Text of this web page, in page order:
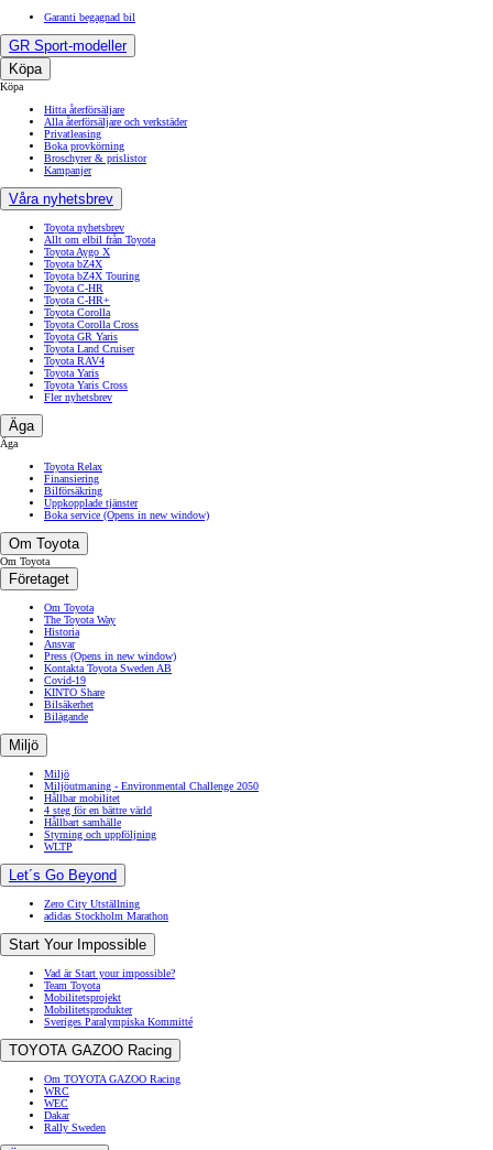
Garanti begagnad bil
GR Sport-modeller
Köpa
Köpa
Hitta återförsäljare
Alla återförsäljare och verkstäder
Privatleasing
Boka provkörning
Broschyrer & prislistor
Kampanjer
Våra nyhetsbrev
Toyota nyhetsbrev
Allt om elbil från Toyota
Toyota Aygo X
Toyota bZ4X
Toyota bZ4X Touring
Toyota C-HR
Toyota C-HR+
Toyota Corolla
Toyota Corolla Cross
Toyota GR Yaris
Toyota Land Cruiser
Toyota RAV4
Toyota Yaris
Toyota Yaris Cross
Fler nyhetsbrev
Äga
Äga
Toyota Relax
Finansiering
Bilförsäkring
Uppkopplade tjänster
Boka service (Opens in new window)
Om Toyota
Om Toyota
Företaget
Om Toyota
The Toyota Way
Historia
Ansvar
Press (Opens in new window)
Kontakta Toyota Sweden AB
Covid-19
KINTO Share
Bilsäkerhet
Bilägande
Miljö
Miljö
Miljöutmaning - Environmental Challenge 2050
Hållbar mobilitet
4 steg för en bättre värld
Hållbart samhälle
Styrning och uppföljning
WLTP
Let´s Go Beyond
Zero City Utställning
adidas Stockholm Marathon
Start Your Impossible
Vad är Start your impossible?
Team Toyota
Mobilitetsprojekt
Mobilitetsprodukter
Sveriges Paralympiska Kommitté
TOYOTA GAZOO Racing
Om TOYOTA GAZOO Racing
WRC
WEC
Dakar
Rally Sweden